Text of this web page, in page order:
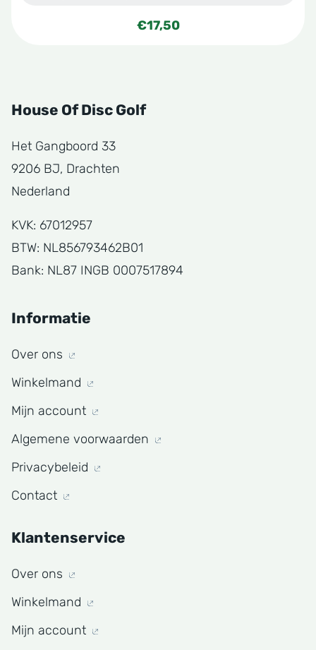
€17,50
House Of Disc Golf
Het Gangboord 33
9206 BJ, Drachten
Nederland
KVK: 67012957
BTW: NL856793462B01
Bank: NL87 INGB 0007517894
Informatie
Over ons
Winkelmand
Mijn account
Algemene voorwaarden
Privacybeleid
Contact
Klantenservice
Over ons
Winkelmand
Mijn account